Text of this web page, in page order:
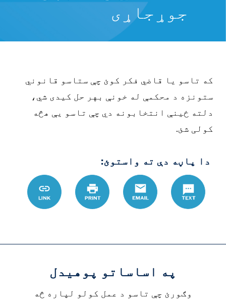
جوړجاړی
که تاسو یا قاضي فکر کوئ چې ستاسو قانوني
ستونزه د محکمې له خونې بهر حل کیدی شي،
دلته ځینې انتخابونه دي چې تاسو یې هڅه
کولی شئ.
دا پاڼه دې ته واستوئ:
Text
Email چاپ Link
په اساساتو پوهیدل
وګورئ چې تاسو د عمل کولو لپاره څه